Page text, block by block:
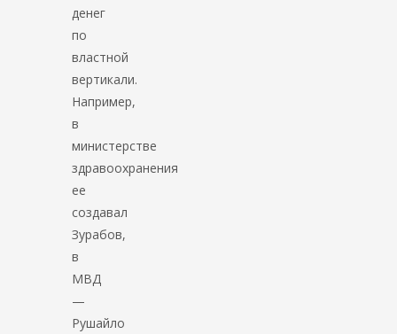
денег
по
властной
вертикали.
Например,
в
министерстве
здравоохранения
ее
создавал
Зурабов,
в
МВД
—
Рушайло